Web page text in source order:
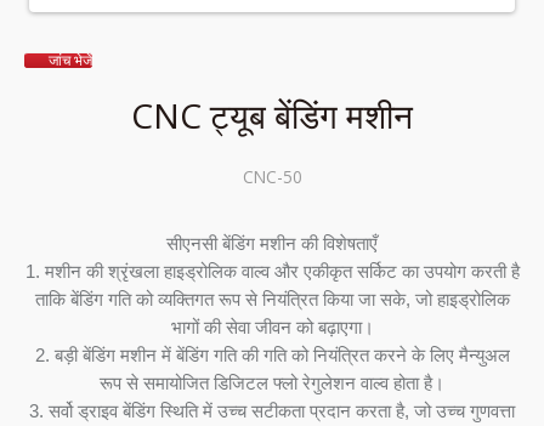
जांच भेजें
CNC ट्यूब बेंडिंग मशीन
CNC-50
सीएनसी बेंडिंग मशीन की विशेषताएँ
1. मशीन की श्रृंखला हाइड्रोलिक वाल्व और एकीकृत सर्किट का उपयोग करती है
ताकि बेंडिंग गति को व्यक्तिगत रूप से नियंत्रित किया जा सके, जो हाइड्रोलिक
भागों की सेवा जीवन को बढ़ाएगा।
2. बड़ी बेंडिंग मशीन में बेंडिंग गति की गति को नियंत्रित करने के लिए मैन्युअल
रूप से समायोजित डिजिटल फ्लो रेगुलेशन वाल्व होता है।
3. सर्वो ड्राइव बेंडिंग स्थिति में उच्च सटीकता प्रदान करता है, जो उच्च गुणवत्ता